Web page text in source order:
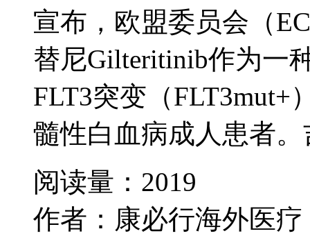
宣布，欧盟委员会（
替尼Gilteritinib作为一
FLT3突变（FLT3mut+
髓性白血病成人患者。
阅读量：2019
作者：康必行海外医疗